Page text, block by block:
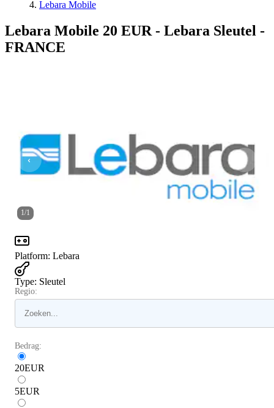
Lebara Mobile
Lebara Mobile 20 EUR - Lebara Sleutel -
FRANCE
1/1
Platform: Lebara
Type: Sleutel
Regio:
Bedrag:
20EUR
5EUR